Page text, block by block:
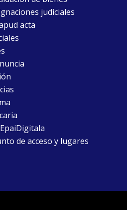
judiciales
acta
de acceso y lugares